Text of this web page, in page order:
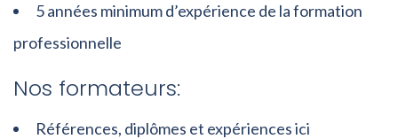
5 années minimum d’expérience de la formation
professionnelle
Nos formateurs:
Références, diplômes et expériences ici